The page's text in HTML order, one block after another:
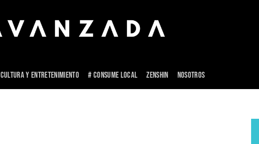
CULTURA Y ENTRETENIMIENTO # CONSUME LOCAL ZENSHIN NOSOTROS